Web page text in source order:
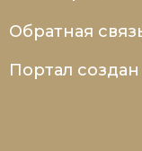
Обратная
Портал